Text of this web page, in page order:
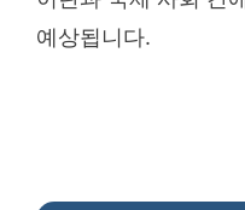
예상됩니다.